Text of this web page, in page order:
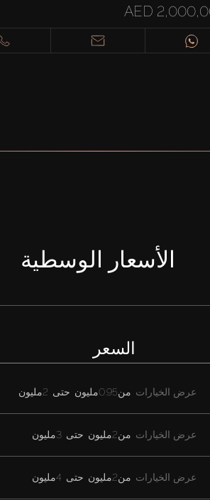
AED
الأسعار الوسطية
عرض الخيارات
عرض الخيارات
عرض الخيارات
السعر
من0.95مليون حتى 2مليون
من2مليون حتى 3مليون
من2مليون حتى 4مليون